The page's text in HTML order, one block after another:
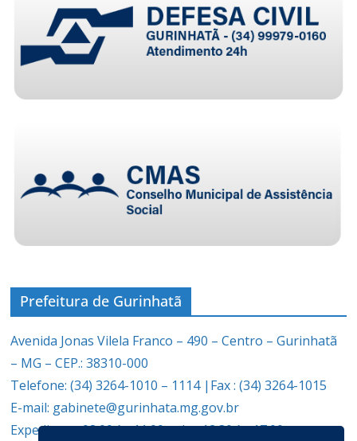
Prefeitura de Gurinhatã
Avenida Jonas Vilela Franco – 490 – Centro – Gurinhatã
– MG – CEP.: 38310-000
Telefone: (34) 3264-1010 – 1114 |Fax : (34) 3264-1015
E-mail: gabinete@gurinhata.mg.gov.br
Expediente: 08:00 às 11:00 e das 12:30 às 17:00